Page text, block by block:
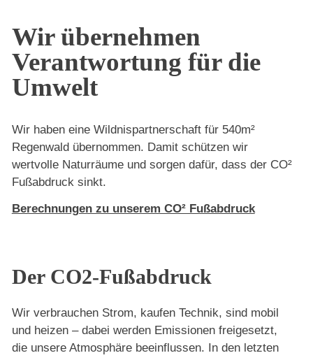
Wir übernehmen
Verantwortung für die
Umwelt
Wir haben eine Wildnispartnerschaft für 540m²
Regenwald übernommen. Damit schützen wir
wertvolle Naturräume und sorgen dafür, dass der CO²
Fußabdruck sinkt.
Berechnungen zu unserem CO² Fußabdruck
Der CO2-Fußabdruck
Wir verbrauchen Strom, kaufen Technik, sind mobil
und heizen – dabei werden Emissionen freigesetzt,
die unsere Atmosphäre beeinflussen. In den letzten